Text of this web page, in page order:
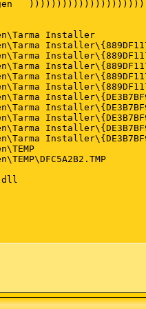
Corporation) [Kernel |
Corporation) [Kernel |
Corporation) [Kernel
Corporation) [Kernel
Corporation) [Kernel
Corp.)
Inc.)
[Kernel |
Semiconductor
Corporation)
[Kernel |
[Kernel |
= hxxp://
Page = hxxp://
= hxxp://
= E0 65 A7 4B D3 C0
Bar = hxxp://
-